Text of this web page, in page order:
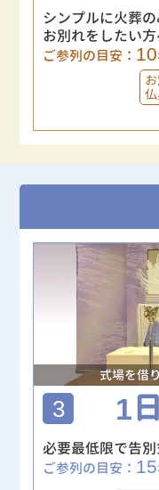
シンプルに火葬
お別れをしたい方
ご参列の目安： 10
式場を借
3 1
必要最低限で告
ご参列の目安： 15